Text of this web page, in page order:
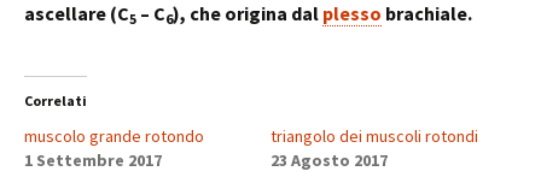
ascellare (C5 – C6), che origina dal plesso brachiale.
Correlati
muscolo grande rotondo
1 Settembre 2017
triangolo dei muscoli rotondi
23 Agosto 2017